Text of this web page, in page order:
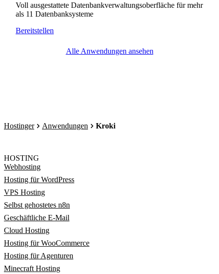
Voll ausgestattete Datenbankverwaltungsoberfläche für mehr
als 11 Datenbanksysteme
Bereitstellen
Alle Anwendungen ansehen
Hostinger Anwendungen Kroki
HOSTING
Webhosting
Hosting für WordPress
VPS Hosting
Selbst gehostetes n8n
Geschäftliche E-Mail
Cloud Hosting
Hosting für WooCommerce
Hosting für Agenturen
Minecraft Hosting